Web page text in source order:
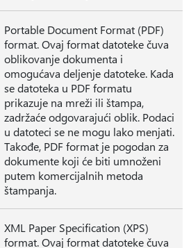
Portable Document Format (PDF)
format. Ovaj format datoteke čuva
oblikovanje dokumenta i
omogućava deljenje datoteke. Kada
se datoteka u PDF formatu
prikazuje na mreži ili štampa,
zadržaće odgovarajući oblik. Podaci
u datoteci se ne mogu lako menjati.
Takođe, PDF format je pogodan za
dokumente koji će biti umnoženi
putem komercijalnih metoda
štampanja.
XML Paper Specification (XPS)
format. Ovaj format datoteke čuva